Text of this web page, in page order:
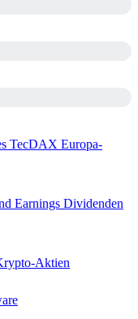
TecDAX Europa-
Earnings Dividenden
Aktien